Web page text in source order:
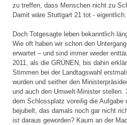
zu treffen, dass Menschen nicht zu
Damit wäre Stuttgart 21 tot - eigentlich.
Doch Totgesagte leben bekanntlich
Wie oft haben wir schon den
erwartet – und sind immer wieder
2011, als die GRÜNEN, bis dahin
Stimmen bei der Landtagswahl
wurden und seither den
und auch den Umwelt-Minister stellen.
dem Schlossplatz voreilig die Aufgabe
bejubelt, das damals noch gar nicht
ist daraus geworden? Kaum an der